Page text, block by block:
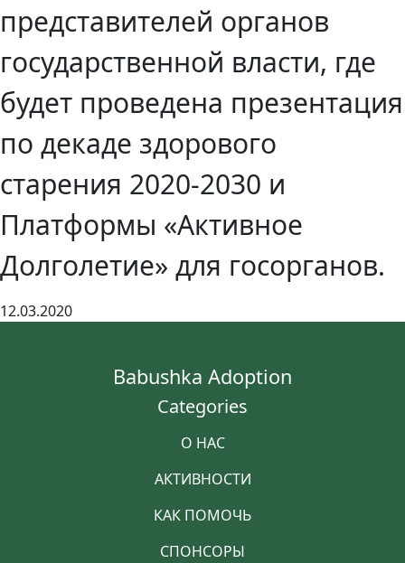
представителей органов
государственной власти, где
будет проведена презентация
по декаде здорового
старения 2020-2030 и
Платформы «Активное
Долголетие» для госорганов.
12.03.2020
Babushka Adoption
Categories
О НАС
АКТИВНОСТИ
КАК ПОМОЧЬ
СПОНСОРЫ